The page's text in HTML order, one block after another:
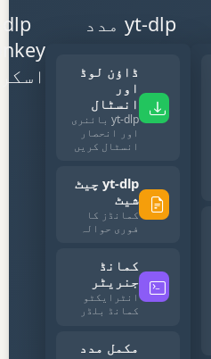
Bahasa Malaysia
Türkçe
Filipino
Italiano
yt-dlp مدد
ڈاؤن لوڈ
اور
انسٹال
yt-dlp بائنری
اور انحصار
انسٹال کریں
yt-dlp چیٹ
شیٹ
کمانڈز کا
فوری حوالہ
کمانڈ
جنریٹر
انٹرایکٹو
کمانڈ بلڈر
مکمل مدد